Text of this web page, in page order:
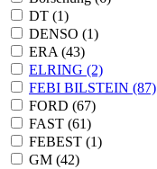
DT (1)
DENSO (1)
ERA (43)
ELRING (2)
FEBI BILSTEIN (87)
FORD (67)
FAST (61)
FEBEST (1)
GM (42)